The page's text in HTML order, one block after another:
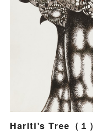
Hariti's Tree（１）